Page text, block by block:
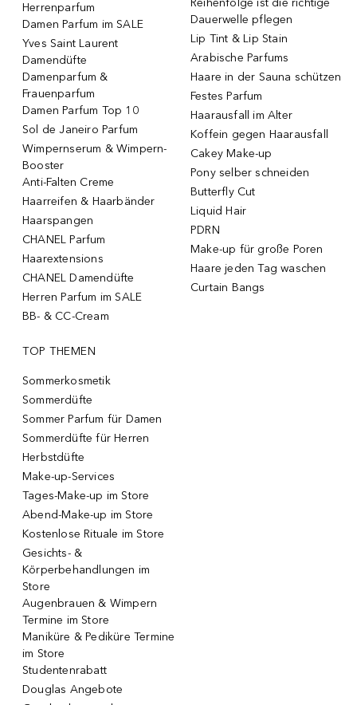
Herrenparfum
Damen Parfum im SALE
Yves Saint Laurent
Damendüfte
Damenparfum &
Frauenparfum
Damen Parfum Top 10
Sol de Janeiro Parfum
Wimpernserum & Wimpern-
Booster
Anti-Falten Creme
Haarreifen & Haarbänder
Haarspangen
CHANEL Parfum
Haarextensions
CHANEL Damendüfte
Herren Parfum im SALE
BB- & CC-Cream
Reihenfolge ist die richtige
Dauerwelle pflegen
Lip Tint & Lip Stain
Arabische Parfums
Haare in der Sauna schützen
Festes Parfum
Haarausfall im Alter
Koffein gegen Haarausfall
Cakey Make-up
Pony selber schneiden
Butterfly Cut
Liquid Hair
PDRN
Make-up für große Poren
Haare jeden Tag waschen
Curtain Bangs
TOP THEMEN
Sommerkosmetik
Sommerdüfte
Sommer Parfum für Damen
Sommerdüfte für Herren
Herbstdüfte
Make-up-Services
Tages-Make-up im Store
Abend-Make-up im Store
Kostenlose Rituale im Store
Gesichts- &
Körperbehandlungen im
Store
Augenbrauen & Wimpern
Termine im Store
Maniküre & Pediküre Termine
im Store
Studentenrabatt
Douglas Angebote